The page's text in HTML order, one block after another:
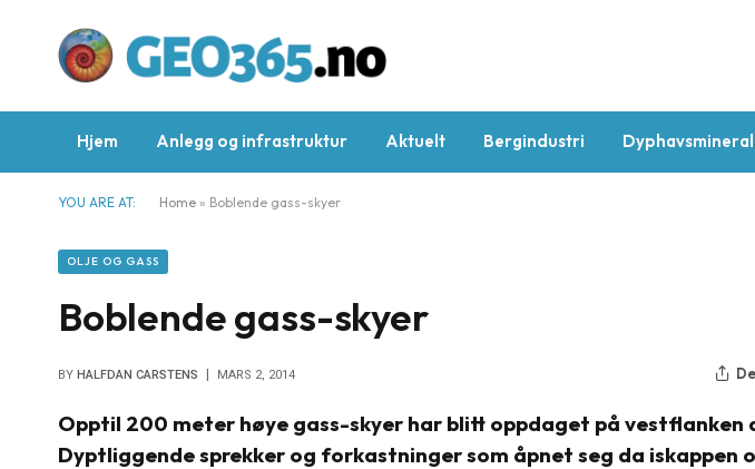
Hjem Anlegg og infrastruktur Aktuelt Bergindustri
YOU ARE AT: Home » Boblende gass-skyer
OLJE OG GASS
Boblende gass-skyer
BY HALFDAN CARSTENS MARS 2, 2014
Opptil 200 meter høye gass-skyer har blitt oppdaget på vestflanken
Dyptliggende sprekker og forkastninger som åpnet seg da iskappen